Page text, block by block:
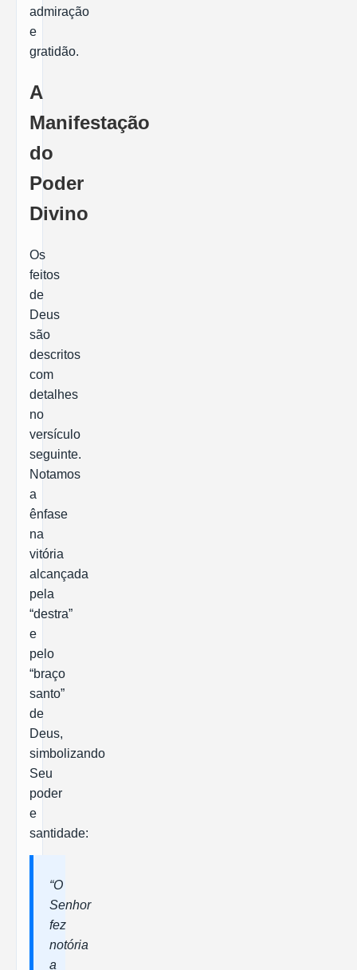
admiração
e
gratidão.
A
Manifestação
do
Poder
Divino
Os
feitos
de
Deus
são
descritos
com
detalhes
no
versículo
seguinte.
Notamos
a
ênfase
na
vitória
alcançada
pela
“destra”
e
pelo
“braço
santo”
de
Deus,
simbolizando
Seu
poder
e
santidade:
“O
Senhor
fez
notória
a